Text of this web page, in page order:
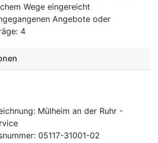
Wege eingereicht
Angebote oder
: 4
: Mülheim an der Ruhr -
: 05117-31001-02